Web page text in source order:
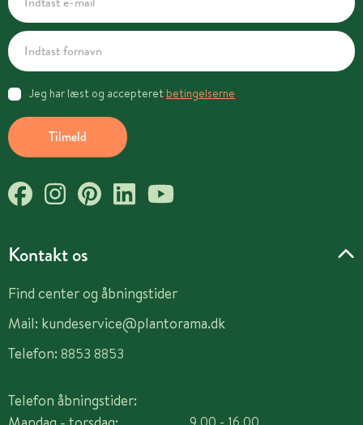
Kontakt os
Find center og åbningstider
Mail: kundeservice@plantorama.dk
Telefon: 8853 8853
Telefon åbningstider:
Tilmeld
Jeg har læst og accepteret betingelserne